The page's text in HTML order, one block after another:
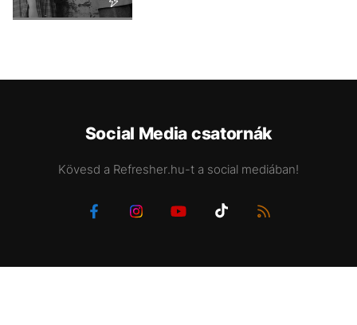
Social Media csatornák
Kövesd a Refresher.hu-t a social mediában!